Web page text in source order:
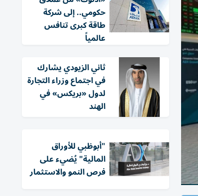
حكومي.. إلى شركة
طاقة كبرى تنافس
عالمياً
ثاني الزيودي يشارك
في اجتماع وزراء التجارة
لدول «بريكس» في
الهند
"أبوظبي للأوراق
المالية" يُضيء على
فرص النمو والاستثمار